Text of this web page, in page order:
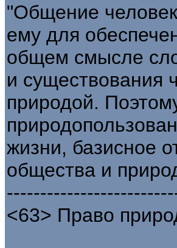
"Общение
ему для
общем смысле
и существования
природой.
жизни, базисное
общества и
<63> Право